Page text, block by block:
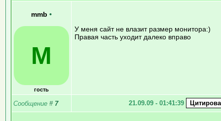
mmb •
M
гость
У меня сайт не влазит размер монитора:)
Правая часть уходит далеко вправо
Сообщение # 7 21.09.09 - 01:41:39